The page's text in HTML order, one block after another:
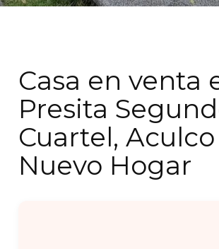
Casa en venta
Presita
Cuartel, Aculco
Nuevo Hogar